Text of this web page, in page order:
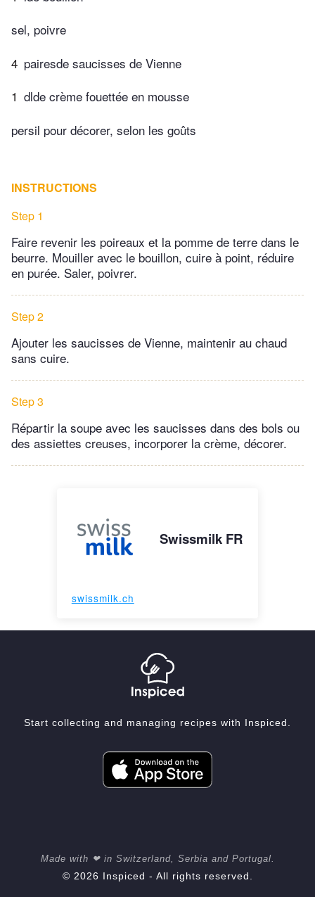
sel, poivre
4 pairesde saucisses de Vienne
1 dlde crème fouettée en mousse
persil pour décorer, selon les goûts
INSTRUCTIONS
Step 1
Faire revenir les poireaux et la pomme de terre dans le
beurre. Mouiller avec le bouillon, cuire à point, réduire
en purée. Saler, poivrer.
Step 2
Ajouter les saucisses de Vienne, maintenir au chaud
sans cuire.
Step 3
Répartir la soupe avec les saucisses dans des bols ou
des assiettes creuses, incorporer la crème, décorer.
Swissmilk FR
swissmilk.ch
Start collecting and managing recipes with Inspiced.
Made with ❤ in Switzerland, Serbia and Portugal.
© 2026 Inspiced - All rights reserved.